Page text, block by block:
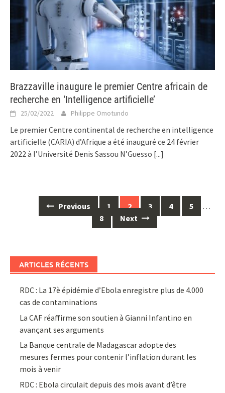
Brazzaville inaugure le premier Centre africain de
recherche en ‘Intelligence artificielle’
25/02/2022 Philippe Omotundo
Le premier Centre continental de recherche en intelligence
artificielle (CARIA) d’Afrique a été inauguré ce 24 février
2022 à l’Université Denis Sassou N’Guesso [...]
navigation
Previous 1 2 3 4 5
…
8
Next
ARTICLES RÉCENTS
RDC : La 17è épidémie d’Ebola enregistre plus de 4.000
cas de contaminations
La CAF réaffirme son soutien à Gianni Infantino en
avançant ses arguments
La Banque centrale de Madagascar adopte des
mesures fermes pour contenir l’inflation durant les
mois à venir
RDC : Ebola circulait depuis des mois avant d’être